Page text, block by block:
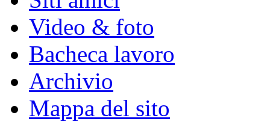
Video & foto
Bacheca lavoro
Archivio
Mappa del sito